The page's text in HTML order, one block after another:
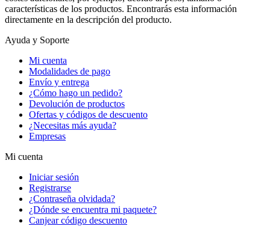
características de los productos. Encontrarás esta información
directamente en la descripción del producto.
Ayuda y Soporte
Mi cuenta
Modalidades de pago
Envío y entrega
¿Cómo hago un pedido?
Devolución de productos
Ofertas y códigos de descuento
¿Necesitas más ayuda?
Empresas
Mi cuenta
Iniciar sesión
Registrarse
¿Contraseña olvidada?
¿Dónde se encuentra mi paquete?
Canjear código descuento